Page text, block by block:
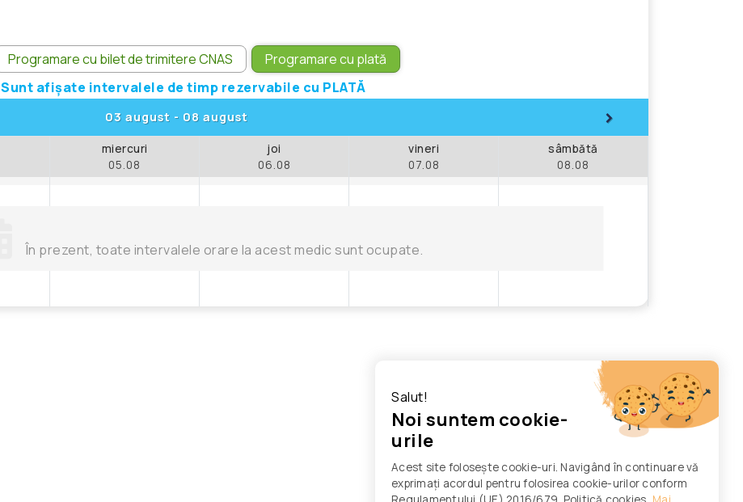
Programare cu bilet de trimitere CNAS
Programare cu plată
Sunt afișate intervalele de timp rezervabile cu PLATĂ
03 august - 08 august >
miercuri
05.08
joi
06.08
vineri
07.08
sâmbătă
08.08
În prezent, toate intervalele orare la acest medic sunt ocupate.
Salut!
Noi suntem cookie-
urile
Acest site folosește cookie-uri. Navigând în continuare vă
exprimați acordul pentru folosirea cookie-urilor conform